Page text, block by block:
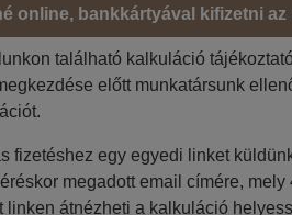
online, bankkártyával kifizetni az
található kalkuláció
előtt munkatársunk
fizetéshez egy egyedi linket
megadott email címére, mely
linken átnézheti a kalkuláció